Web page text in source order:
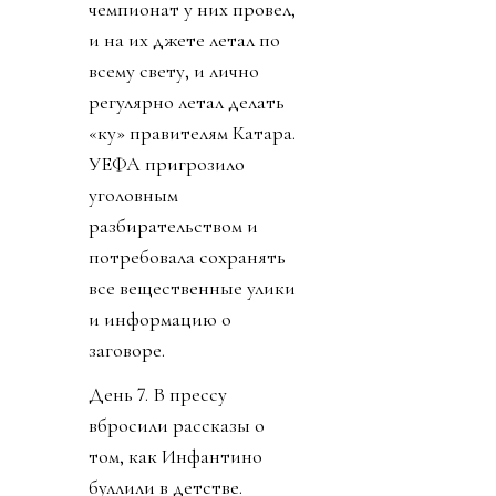
чемпионат у них провел,
и на их джете летал по
всему свету, и лично
регулярно летал делать
«ку» правителям Катара.
УЕФА пригрозило
уголовным
разбирательством и
потребовала сохранять
все вещественные улики
и информацию о
заговоре.
День 7. В прессу
вбросили рассказы о
том, как Инфантино
буллили в детстве.